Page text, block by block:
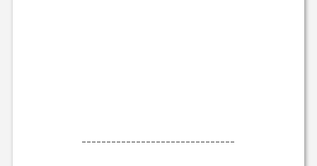
-------------------------------